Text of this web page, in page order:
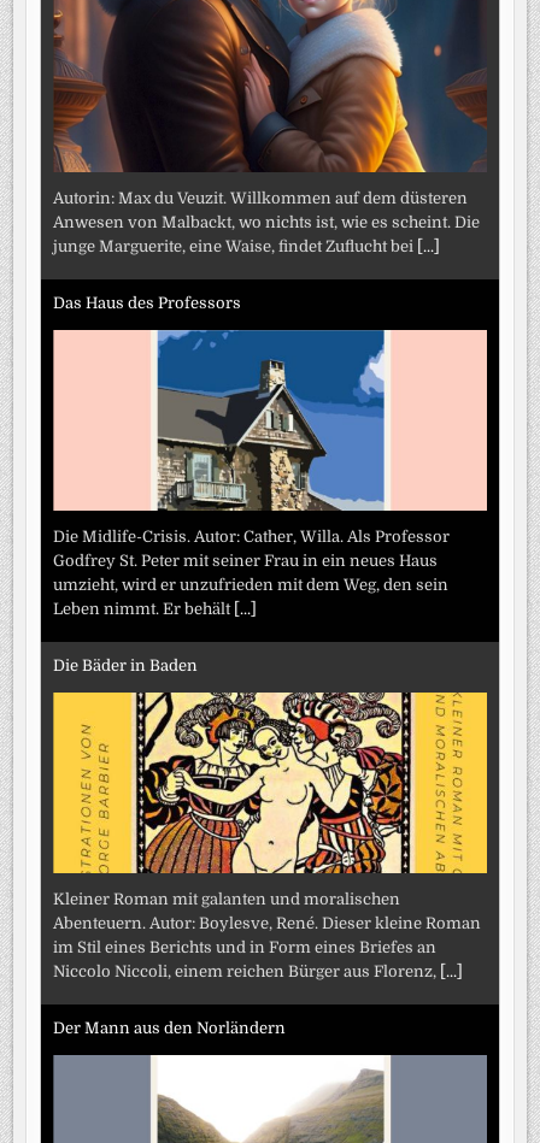
Autorin: Max du Veuzit. Willkommen auf dem düsteren
Anwesen von Malbackt, wo nichts ist, wie es scheint. Die
junge Marguerite, eine Waise, findet Zuflucht bei [...]
Das Haus des Professors
Die Midlife-Crisis. Autor: Cather, Willa. Als Professor
Godfrey St. Peter mit seiner Frau in ein neues Haus
umzieht, wird er unzufrieden mit dem Weg, den sein
Leben nimmt. Er behält [...]
Die Bäder in Baden
Kleiner Roman mit galanten und moralischen
Abenteuern. Autor: Boylesve, René. Dieser kleine Roman
im Stil eines Berichts und in Form eines Briefes an
Niccolo Niccoli, einem reichen Bürger aus Florenz, [...]
Der Mann aus den Norländern